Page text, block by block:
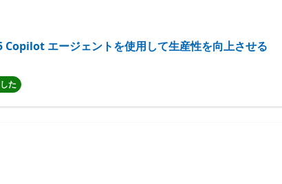
エージェントを使用して生産性を向上させる
た